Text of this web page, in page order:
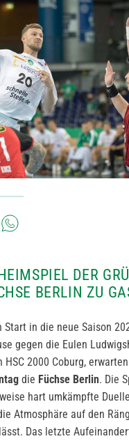
DER
BERLIN ZU
Start in die neue Saison
gegen die Eulen
2000 Coburg,
die Füchse Berlin. Die
hart umkämpfte
Atmosphäre auf den
Das letzte